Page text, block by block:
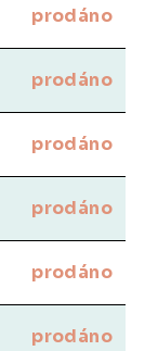
prodáno
prodáno
prodáno
prodáno
prodáno
prodáno